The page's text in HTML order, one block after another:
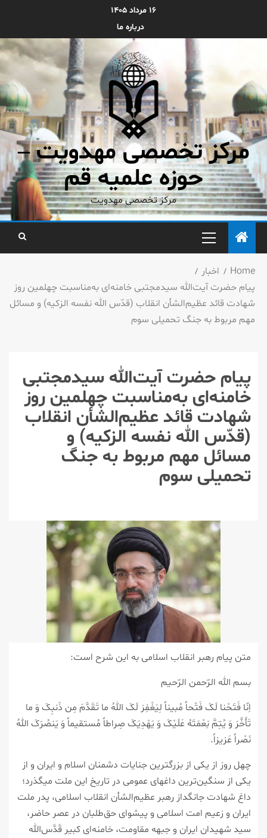
۱۶ مرداد ۱۴۰۵
درباره ما
مرکز تخصصی مهدویت –
حوزه علمیه قم
مرکز تخصصی مهدویت
Home
اخبار
پیام حضرت آیت‌الله سیدمجتبی خامنه‌ای به‌مناسبت چهلمین روز
شهادت قائد عظیم‌الشأن انقلاب (قدّس الله نفسه الزکیه) و مسائل
مهم مربوط به جنگ تحمیلی سوم
پیام حضرت آیت‌الله سیدمجتبی
خامنه‌ای به‌مناسبت چهلمین روز
شهادت قائد عظیم‌الشأن انقلاب
(قدّس الله نفسه الزکیه) و
مسائل مهم مربوط به جنگ
تحمیلی سوم
متن پیام رهبر انقلاب اسلامی به این شرح است:
بسم الله الرّحمن الرّحیم
اِنّا فَتَحْنا لَکَ فَتْحاً مُبیناً لِیَغْفِرَ لَکَ اللهُ ما تَقَدَّمَ مِن ذَنبِکَ وَ ما
تَأَخَّرَ وَ یُتِمَّ نِعْمَتَهُ عَلَیْکَ وَ یَهْدِیَکَ صِراطاً مُستقیماً وَ یَنصُرَکَ اللهُ
نَصْراً عَزیزاً.
چهل روز از یکی از بزرگترین جنایات دشمنان اسلام و ایران و از
یکی از سنگین‌ترین داغهای عمومی در تاریخ این ملت میگذرد؛
داغ شهادت جانگداز رهبر عظیم‌الشأن انقلاب اسلامی، پدر ملت
ایران و زعیم امت اسلامی و پیشوای حق‌طلبان در عصر حاضر،
سید شهیدان ایران و جبهه مقاومت، خامنه‌ای کبیر قَدَّس‌الله